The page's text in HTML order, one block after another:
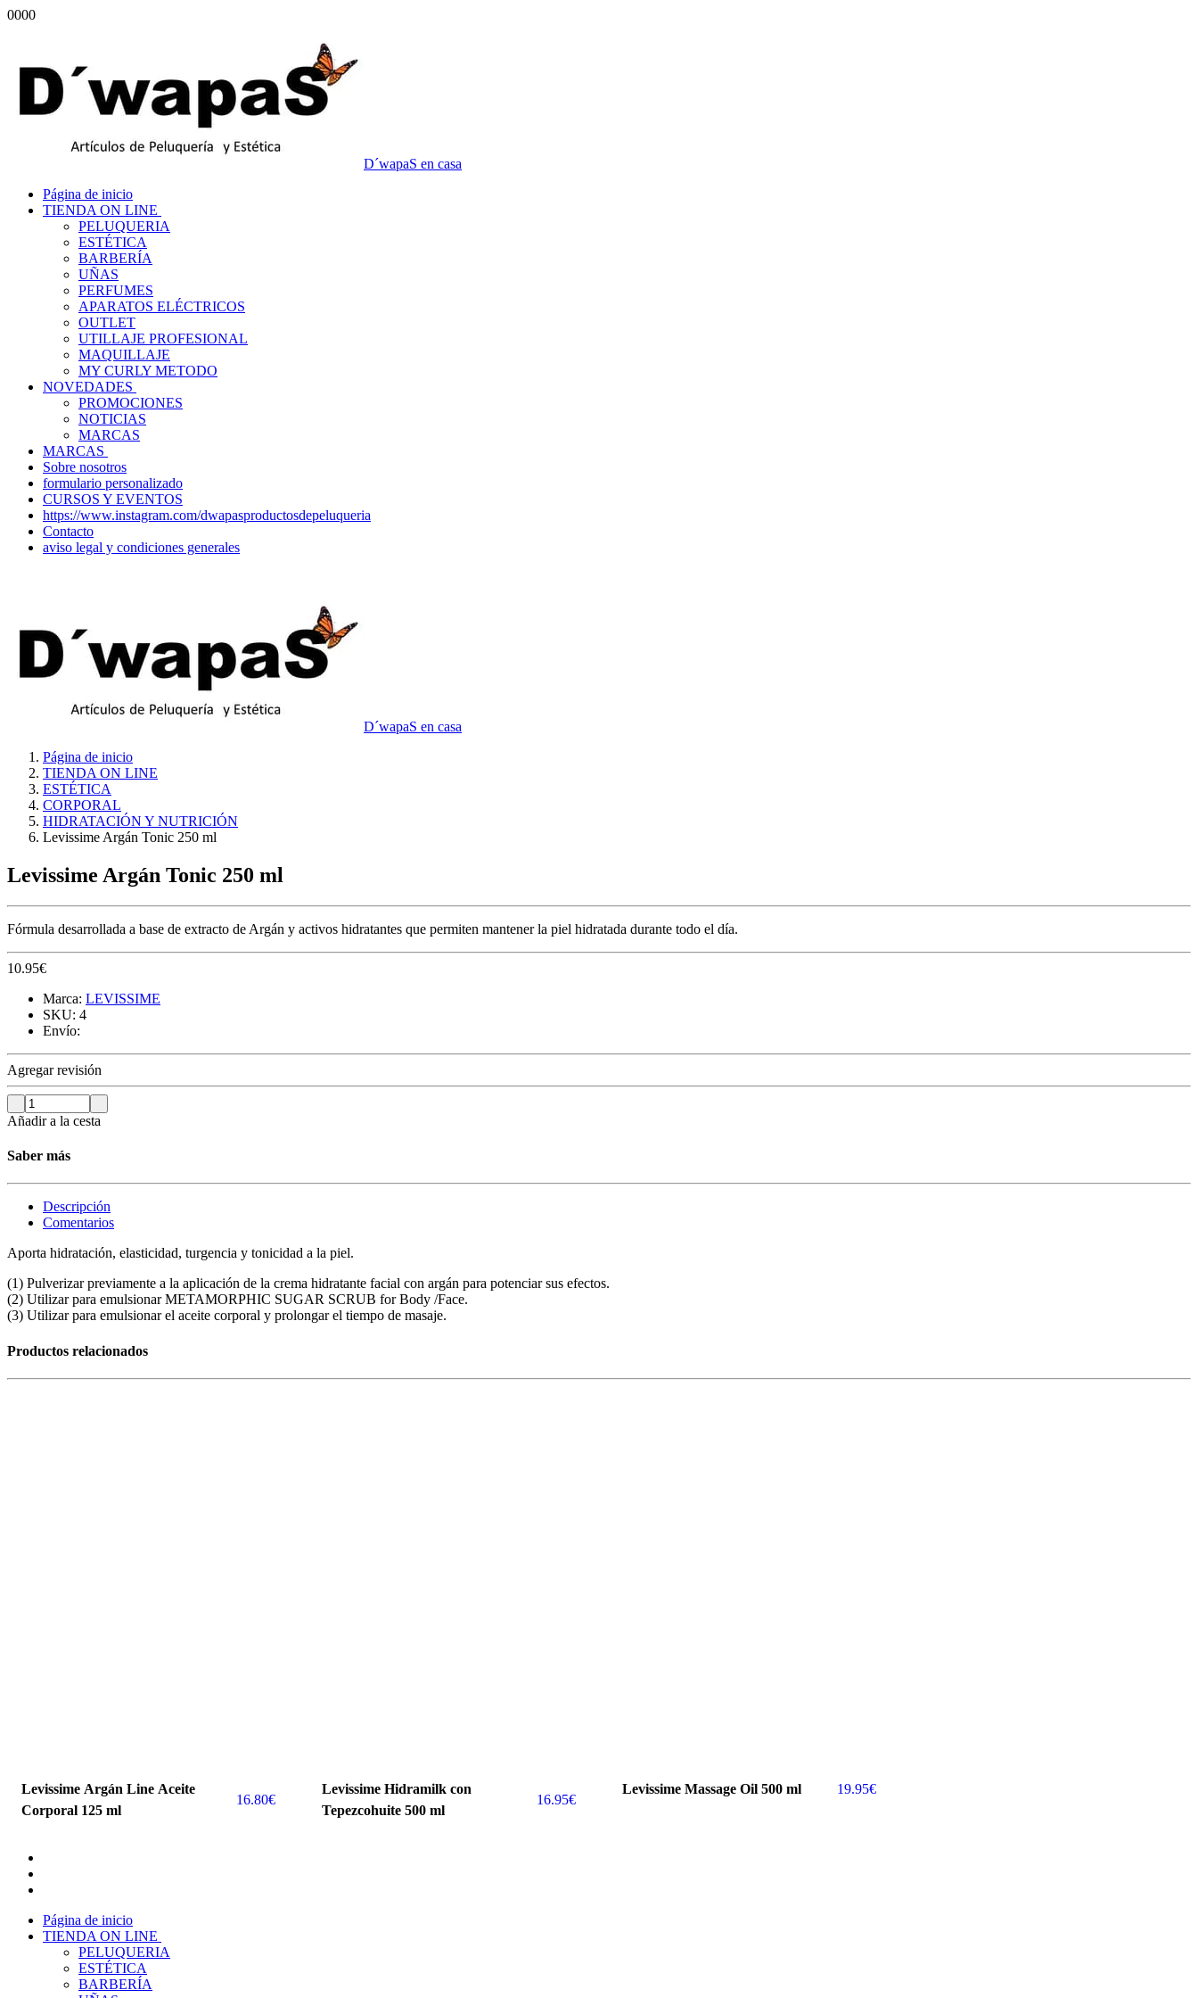
0000
D´wapaS en casa
Página de inicio
TIENDA ON LINE
PELUQUERIA
ESTÉTICA
BARBERÍA
UÑAS
PERFUMES
APARATOS ELÉCTRICOS
OUTLET
UTILLAJE PROFESIONAL
MAQUILLAJE
MY CURLY METODO
NOVEDADES
PROMOCIONES
NOTICIAS
MARCAS
MARCAS
Sobre nosotros
formulario personalizado
CURSOS Y EVENTOS
https://www.instagram.com/dwapasproductosdepeluqueria
Contacto
aviso legal y condiciones generales
D´wapaS en casa
Página de inicio
TIENDA ON LINE
ESTÉTICA
CORPORAL
HIDRATACIÓN Y NUTRICIÓN
Levissime Argán Tonic 250 ml
Levissime Argán Tonic 250 ml
Fórmula desarrollada a base de extracto de Argán y activos hi­dra­tan­tes que permiten mantener la piel hidratada durante todo el día.
10.95€
Marca: LEVISSIME
SKU: 4
Envío:
Agregar revisión
Añadir a la cesta
Saber más
Descripción
Comentarios
Aporta hidratación, elasticidad, turgencia y tonicidad a la piel.
(1) Pulverizar previamente a la aplicación de la crema hidratante facial con argán para potenciar sus efectos.
(2) Utilizar para emulsionar METAMORPHIC SUGAR SCRUB for Body /Face.
(3) Utilizar para emulsionar el aceite corporal y prolongar el tiempo de masaje.
Productos relacionados
Levissime Argán Line Aceite
Corporal 125 ml
16.80€
Levissime Hidramilk con
Tepezcohuite 500 ml
16.95€
Levissime Massage Oil 500 ml 19.95€
Página de inicio
TIENDA ON LINE
PELUQUERIA
ESTÉTICA
BARBERÍA